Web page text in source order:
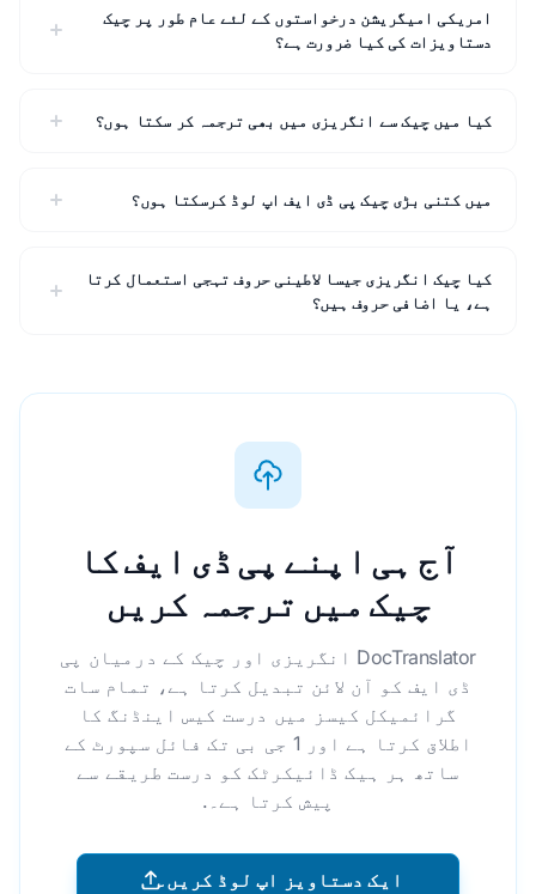
امریکی امیگریشن درخواستوں کے لئے عام طور پر چیک
دستاویزات کی کیا ضرورت ہے؟
کیا میں چیک سے انگریزی میں بھی ترجمہ کر سکتا ہوں؟
میں کتنی بڑی چیک پی ڈی ایف اپ لوڈ کرسکتا ہوں؟
کیا چیک انگریزی جیسا لاطینی حروف تہجی استعمال کرتا
ہے، یا اضافی حروف ہیں؟
آج ہی اپنے پی ڈی ایف کا
چیک میں ترجمہ کریں
DocTranslator انگریزی اور چیک کے درمیان پی
ڈی ایف کو آن لائن تبدیل کرتا ہے، تمام سات
گرائمیکل کیسز میں درست کیس اینڈنگ کا
اطلاق کرتا ہے اور 1 جی بی تک فائل سپورٹ کے
ساتھ ہر ہیک ڈائیکرٹک کو درست طریقے سے
پیش کرتا ہے۔.
ایک دستاویز اپ لوڈ کریں۔